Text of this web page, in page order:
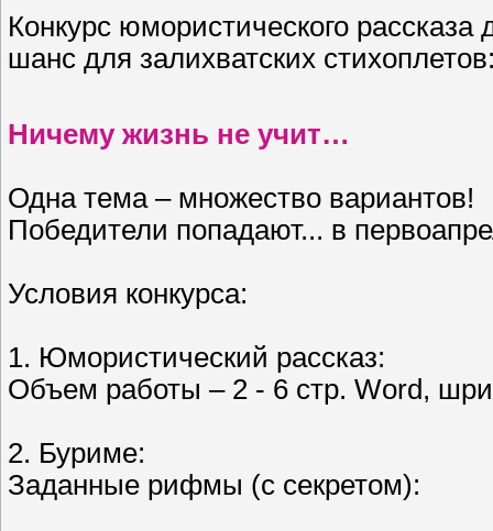
Конкурс юмористического
шанс для залихватских
Ничему жизнь не учит…
Одна тема – множество вариантов!
Победители попадают... в
Условия конкурса:
1. Юмористический рассказ:
Объем работы – 2 - 6 стр. Word,
2. Буриме:
Заданные рифмы (с секретом):